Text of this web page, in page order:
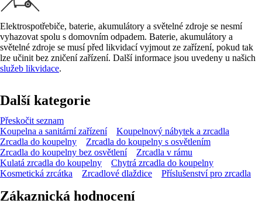
Elektrospotřebiče, baterie, akumulátory a světelné zdroje se nesmí
vyhazovat spolu s domovním odpadem. Baterie, akumulátory a
světelné zdroje se musí před likvidací vyjmout ze zařízení, pokud tak
lze učinit bez zničení zařízení. Další informace jsou uvedeny u našich
služeb likvidace.
Další kategorie
Přeskočit seznam
Koupelna a sanitární zařízení
Koupelnový nábytek a zrcadla
Zrcadla do koupelny
Zrcadla do koupelny s osvětlením
Zrcadla do koupelny bez osvětlení
Zrcadla v rámu
Kulatá zrcadla do koupelny
Chytrá zrcadla do koupelny
Kosmetická zrcátka
Zrcadlové dlaždice Příslušenství pro zrcadla
Zákaznická hodnocení